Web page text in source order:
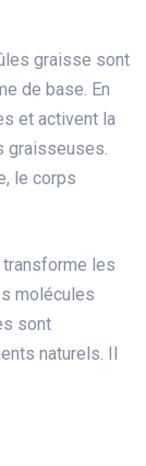
graisse sont
de base. En
et activent la
graisseuses.
le corps
les
molécules
sont
naturels. Il